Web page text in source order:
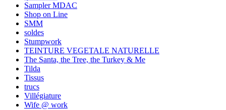
Sampler MDAC
Shop on Line
SMM
soldes
Stumpwork
TEINTURE VEGETALE NATURELLE
The Santa, the Tree, the Turkey & Me
Tilda
Tissus
trucs
Villégiature
Wife @ work